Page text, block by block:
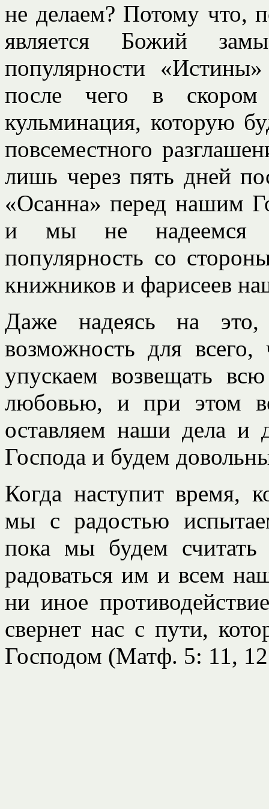
не делаем? Потому что,
является Божий
популярности
после чего в скором
кульминация, которую
повсеместного
лишь через пять дней
«Осанна» перед нашим
и мы не надеемся
популярность со
книжников и фарисеев
Даже надеясь на
возможность для
упускаем возвещать
любовью, и при этом
оставляем наши дела и
Господа и будем
Когда наступит время,
мы с радостью
пока мы будем
радоваться им и всем
ни иное
свернет нас с пути,
Господом (Матф. 5: 11,